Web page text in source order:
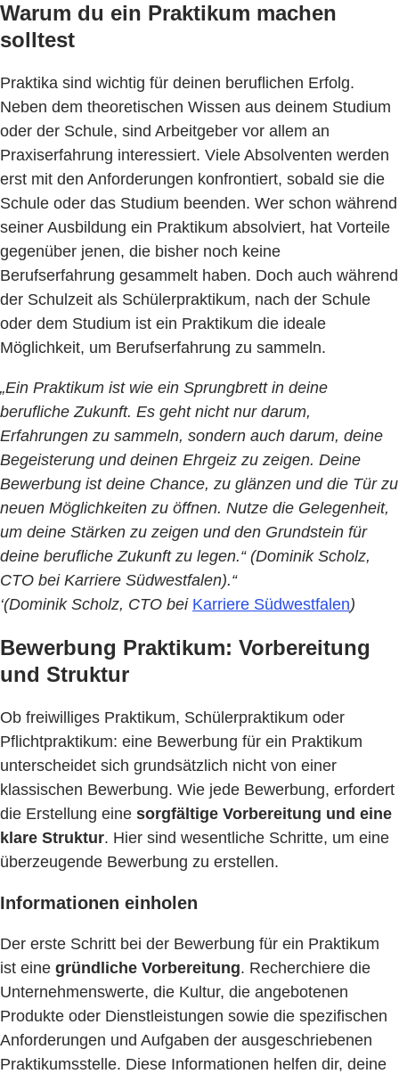
Warum du ein Praktikum machen
solltest
Praktika sind wichtig für deinen beruflichen Erfolg.
Neben dem theoretischen Wissen aus deinem Studium
oder der Schule, sind Arbeitgeber vor allem an
Praxiserfahrung interessiert. Viele Absolventen werden
erst mit den Anforderungen konfrontiert, sobald sie die
Schule oder das Studium beenden. Wer schon während
seiner Ausbildung ein Praktikum absolviert, hat Vorteile
gegenüber jenen, die bisher noch keine
Berufserfahrung gesammelt haben. Doch auch während
der Schulzeit als Schülerpraktikum, nach der Schule
oder dem Studium ist ein Praktikum die ideale
Möglichkeit, um Berufserfahrung zu sammeln.
„Ein Praktikum ist wie ein Sprungbrett in deine
berufliche Zukunft. Es geht nicht nur darum,
Erfahrungen zu sammeln, sondern auch darum, deine
Begeisterung und deinen Ehrgeiz zu zeigen. Deine
Bewerbung ist deine Chance, zu glänzen und die Tür zu
neuen Möglichkeiten zu öffnen. Nutze die Gelegenheit,
um deine Stärken zu zeigen und den Grundstein für
deine berufliche Zukunft zu legen.“ (Dominik Scholz,
CTO bei Karriere Südwestfalen).“
‘(Dominik Scholz, CTO bei Karriere Südwestfalen)
Bewerbung Praktikum: Vorbereitung
und Struktur
Ob freiwilliges Praktikum, Schülerpraktikum oder
Pflichtpraktikum: eine Bewerbung für ein Praktikum
unterscheidet sich grundsätzlich nicht von einer
klassischen Bewerbung. Wie jede Bewerbung, erfordert
die Erstellung eine sorgfältige Vorbereitung und eine
klare Struktur. Hier sind wesentliche Schritte, um eine
überzeugende Bewerbung zu erstellen.
Informationen einholen
Der erste Schritt bei der Bewerbung für ein Praktikum
ist eine gründliche Vorbereitung. Recherchiere die
Unternehmenswerte, die Kultur, die angebotenen
Produkte oder Dienstleistungen sowie die spezifischen
Anforderungen und Aufgaben der ausgeschriebenen
Praktikumsstelle. Diese Informationen helfen dir, deine